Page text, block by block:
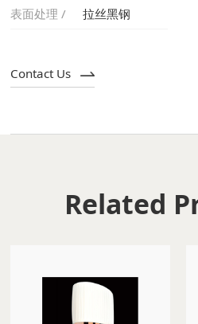
表面处理 /
拉丝黑钢
Contact Us
Related